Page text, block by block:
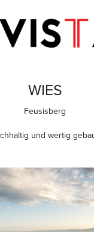
WIES
Feusisberg
und wertig